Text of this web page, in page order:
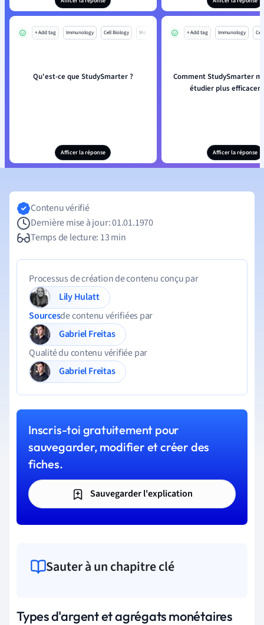
+ Add tag Immunology Cell Biology Mo
Qu'est-ce que StudySmarter ?
Afficer la réponse
+ Add tag Immunology
Comment StudySmarter
étudier plus
Afficer la réponse
Contenu vérifié
Dernière mise à jour: 01.01.1970
Temps de lecture: 13 min
Processus de création de contenu conçu par
Lily Hulatt
Sourcesde contenu vérifiées par
Gabriel Freitas
Qualité du contenu vérifiée par
Gabriel Freitas
Inscris-toi gratuitement pour
sauvegarder, modifier et créer des
fiches.
Sauvegarder l'explication
Sauter à un chapitre clé
Types d'argent et agrégats monétaires